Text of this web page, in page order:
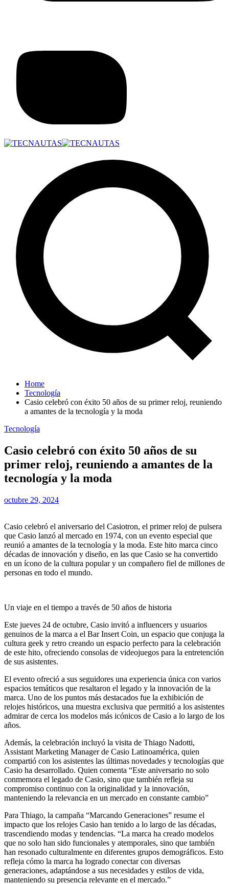
Home
Tecnología
Casio celebró con éxito 50 años de su primer reloj, reuniendo
a amantes de la tecnología y la moda
Tecnología
Casio celebró con éxito 50 años de su
primer reloj, reuniendo a amantes de la
tecnología y la moda
octubre 29, 2024
Casio celebró el aniversario del Casiotron, el primer reloj de pulsera
que Casio lanzó al mercado en 1974, con un evento especial que
reunió a amantes de la tecnología y la moda. Este hito marca cinco
décadas de innovación y diseño, en las que Casio se ha convertido
en un ícono de la cultura popular y un compañero fiel de millones de
personas en todo el mundo.
Un viaje en el tiempo a través de 50 años de historia
Este jueves 24 de octubre, Casio invitó a influencers y usuarios
genuinos de la marca a el Bar Insert Coin, un espacio que conjuga la
cultura geek y retro creando un espacio perfecto para la celebración
de este hito, ofreciendo consolas de videojuegos para la entretención
de sus asistentes.
El evento ofreció a sus seguidores una experiencia única con varios
espacios temáticos que resaltaron el legado y la innovación de la
marca. Uno de los puntos más destacados fue la exhibición de
relojes históricos, una muestra exclusiva que permitió a los asistentes
admirar de cerca los modelos más icónicos de Casio a lo largo de los
años.
Además, la celebración incluyó la visita de Thiago Nadotti,
Assistant Marketing Manager de Casio Latinoamérica, quien
compartió con los asistentes las últimas novedades y tecnologías que
Casio ha desarrollado. Quien comenta “Este aniversario no solo
conmemora el legado de Casio, sino que también refleja su
compromiso continuo con la originalidad y la innovación,
manteniendo la relevancia en un mercado en constante cambio”
Para Thiago, la campaña “Marcando Generaciones” resume el
impacto que los relojes Casio han tenido a lo largo de las décadas,
trascendiendo modas y tendencias. “La marca ha creado modelos
que no solo han sido funcionales y atemporales, sino que también
han resonado culturalmente en diferentes grupos demográficos. Esto
refleja cómo la marca ha logrado conectar con diversas
generaciones, adaptándose a sus necesidades y estilos de vida,
manteniendo su presencia relevante en el mercado.”